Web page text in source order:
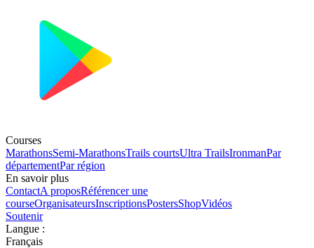
Courses
MarathonsSemi-MarathonsTrails courtsUltra TrailsIronmanPar
départementPar région
En savoir plus
ContactA proposRéférencer une
courseOrganisateursInscriptionsPostersShopVidéos
Soutenir
Langue :
Français